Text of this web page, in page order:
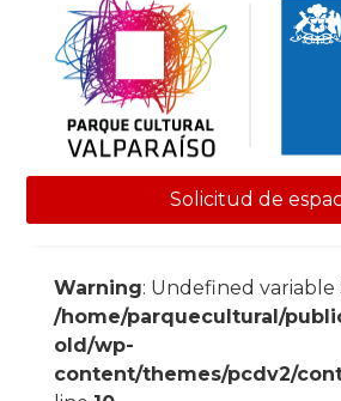
Solicitud de
Warning: Undefined variable
/home/parquecultural/
old/wp-
content/themes/pcdv2/